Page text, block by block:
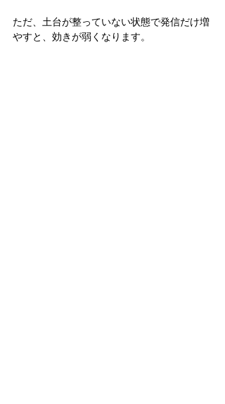
ただ、土台が整っていない状態で発信だけ増
やすと、効きが弱くなります。